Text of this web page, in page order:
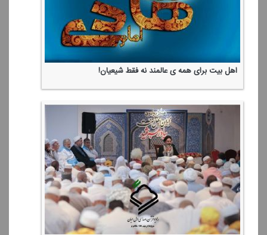
اهل بیت برای همه ی عالمند نه فقط شیعیان!